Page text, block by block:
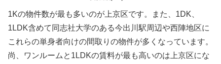
1Kの物件数が最も多いのが上京区です。また、1DK、
1LDK含めて同志社大学のある今出川駅周辺や西陣地区に
これらの単身者向けの間取りの物件が多くなっています。
尚、ワンルームと1LDKの賃料が最も高いのは上京区にな